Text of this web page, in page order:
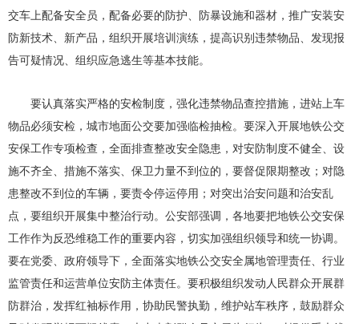
交车上配备安全员，配备必要的防护、防暴设施和器材，推广安装安
防新技术、新产品，组织开展培训演练，提高识别违禁物品、发现报
告可疑情况、组织应急逃生等基本技能。
要认真落实严格的安检制度，强化违禁物品查控措施，进站上车
物品必须安检，城市地面公交要加强临检抽检。要深入开展地铁公交
安保工作专项检查，全面排查整改安全隐患，对安防制度不健全、设
施不齐全、措施不落实、保卫力量不到位的，要督促限期整改；对隐
患整改不到位的车辆，要责令停运停用；对突出治安问题和治安乱
点，要组织开展集中整治行动。公安部强调，各地要把地铁公交安保
工作作为反恐维稳工作的重要内容，切实加强组织领导和统一协调。
要在党委、政府领导下，全面落实地铁公交安全属地管理责任、行业
监管责任和运营单位安防主体责任。要积极组织发动人民群众开展群
防群治，发挥红袖标作用，协助民警执勤，维护站车秩序，鼓励群众